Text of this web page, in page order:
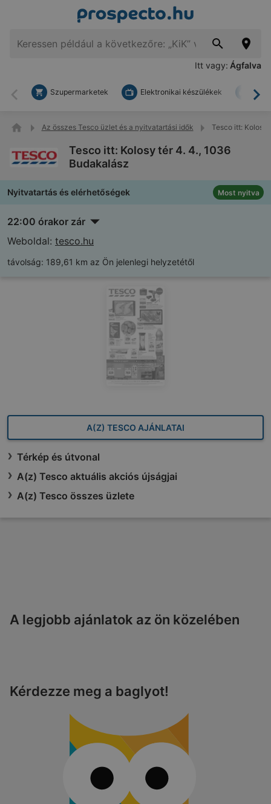
Itt vagy: Ágfalva
Vissza
Szupermarketek Elektronikai készülékek
Az összes Tesco üzlet és a nyitvatartási idők Tesco itt: Kolosy
Tesco itt: Kolosy tér 4. 4., 1036
Budakalász
Nyitvatartás és elérhetőségek Most nyitva
22:00 órakor zár
Weboldal: tesco.hu
távolság: 189,61 km az Ön jelenlegi helyzetétől
A(Z) TESCO AJÁNLATAI
Térkép és útvonal
A(z) Tesco aktuális akciós újságjai
A(z) Tesco összes üzlete
A legjobb ajánlatok az ön közelében
Kérdezze meg a baglyot!